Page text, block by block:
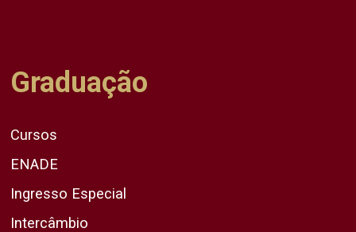
Graduação
Cursos
ENADE
Ingresso Especial
Intercâmbio